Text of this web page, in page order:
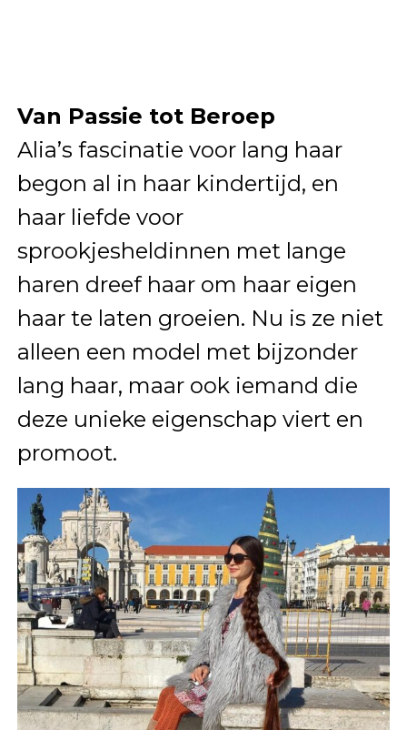
Van Passie tot Beroep
Alia’s fascinatie voor lang haar
begon al in haar kindertijd, en
haar liefde voor
sprookjesheldinnen met lange
haren dreef haar om haar eigen
haar te laten groeien. Nu is ze niet
alleen een model met bijzonder
lang haar, maar ook iemand die
deze unieke eigenschap viert en
promoot.